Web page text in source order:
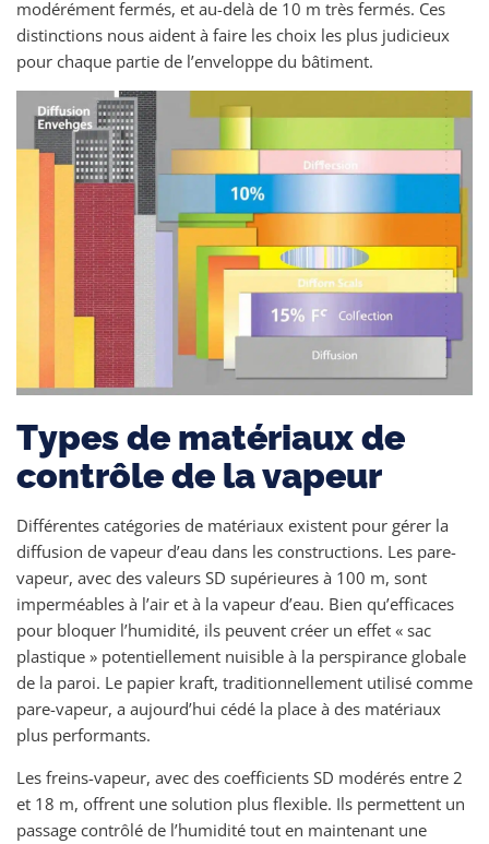
modérément fermés, et au-delà de 10 m très fermés. Ces
distinctions nous aident à faire les choix les plus judicieux
pour chaque partie de l’enveloppe du bâtiment.
Types de matériaux de
contrôle de la vapeur
Différentes catégories de matériaux existent pour gérer la
diffusion de vapeur d’eau dans les constructions. Les pare-
vapeur, avec des valeurs SD supérieures à 100 m, sont
imperméables à l’air et à la vapeur d’eau. Bien qu’efficaces
pour bloquer l’humidité, ils peuvent créer un effet « sac
plastique » potentiellement nuisible à la perspirance globale
de la paroi. Le papier kraft, traditionnellement utilisé comme
pare-vapeur, a aujourd’hui cédé la place à des matériaux
plus performants.
Les freins-vapeur, avec des coefficients SD modérés entre 2
et 18 m, offrent une solution plus flexible. Ils permettent un
passage contrôlé de l’humidité tout en maintenant une